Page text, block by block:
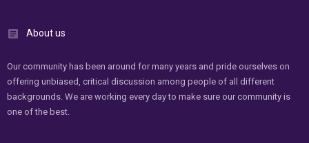
About us
Our community has been around for many years and pride ourselves on
offering unbiased, critical discussion among people of all different
backgrounds. We are working every day to make sure our community is
one of the best.